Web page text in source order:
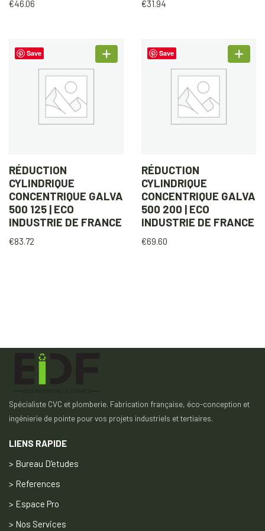
€46.06 €31.94
Save
RÉDUCTION
CYLINDRIQUE
CONCENTRIQUE GALVA
500 125 | ECO
INDUSTRIE DE FRANCE
€83.72
Save
RÉDUCTION
CYLINDRIQUE
CONCENTRIQUE GALVA
500 200 | ECO
INDUSTRIE DE FRANCE
€69.60
Spécialiste CVC et plomberie. Fabrication française, éco-conception et
ingénierie de pointe pour vos projets industriels et tertiaires.
LIENS RAPIDE
> Bureau D'etudes
> References
> Espace Pro
> Nos Services